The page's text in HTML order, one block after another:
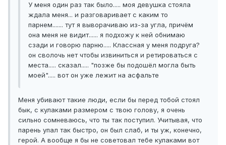
У меня один раз так было..... моя девушка стояла
ждала меня... и разговаривает с каким то
парнем....... тут я выворачиваю из-за угла, причём
она меня не видит...... я подхожу к ней обнимаю
сзади и говорю парню..... Классная у меня подруга?
он сволочь нет чтобы извиниться и ретироваться с
места..... сказал..... "позже бы подошёл могла быть
моей"..... вот он уже лежит на асфальте
Меня убивают такие люди, если бы перед тобой стоял
бык, с кулаками размером с твою голову, я очень
сильно сомневаюсь, что ты так поступил. Учитывая, что
парень упал так быстро, он был слаб, и ты уж, конечно,
герой. А вообще я бы не советовал тебе кулаками вот